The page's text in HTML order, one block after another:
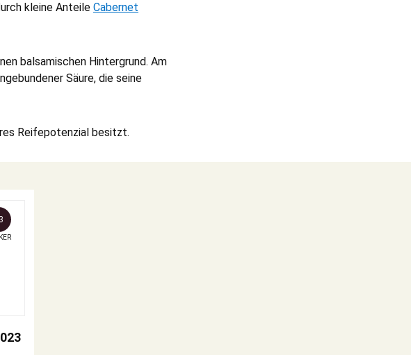
kleine Anteile Cabernet
balsamischen Hintergrund. Am
Säure, die seine
Reifepotenzial besitzt.